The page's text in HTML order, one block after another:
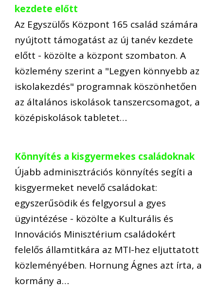
kezdete előtt
Az Egyszülős Központ 165 család számára
nyújtott támogatást az új tanév kezdete
előtt - közölte a központ szombaton. A
közlemény szerint a "Legyen könnyebb az
iskolakezdés" programnak köszönhetően
az általános iskolások tanszercsomagot, a
középiskolások tabletet…
Könnyítés a kisgyermekes családoknak
Újabb adminisztrációs könnyítés segíti a
kisgyermeket nevelő családokat:
egyszerűsödik és felgyorsul a gyes
ügyintézése - közölte a Kulturális és
Innovációs Minisztérium családokért
felelős államtitkára az MTI-hez eljuttatott
közleményében. Hornung Ágnes azt írta, a
kormány a…